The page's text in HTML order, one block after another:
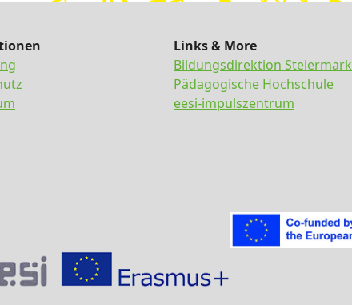
Links & More
Bildungsdirektion Steiermark
Pädagogische Hochschule
eesi-impulszentrum